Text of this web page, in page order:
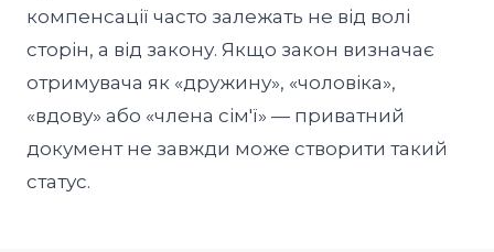
компенсації часто залежать не від волі
сторін, а від закону. Якщо закон визначає
отримувача як «дружину», «чоловіка»,
«вдову» або «члена сім'ї» — приватний
документ не завжди може створити такий
статус.